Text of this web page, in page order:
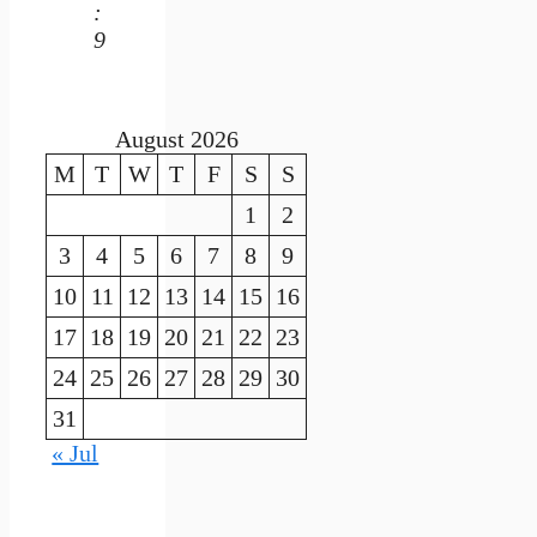
:
9
August 2026
M
T W T F S
S
1
2
3
4 5 6 7 8
9
10 11 12 13 14 15 16
17 18 19 20 21 22 23
24 25 26 27 28 29 30
31
« Jul